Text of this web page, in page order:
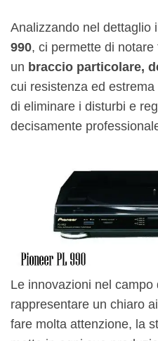
Analizzando nel dettaglio il
990, ci permette di
un braccio particolare,
cui resistenza ed
di eliminare i disturbi e
decisamente
Le innovazioni nel
rappresentare un chiaro
fare molta attenzione, la